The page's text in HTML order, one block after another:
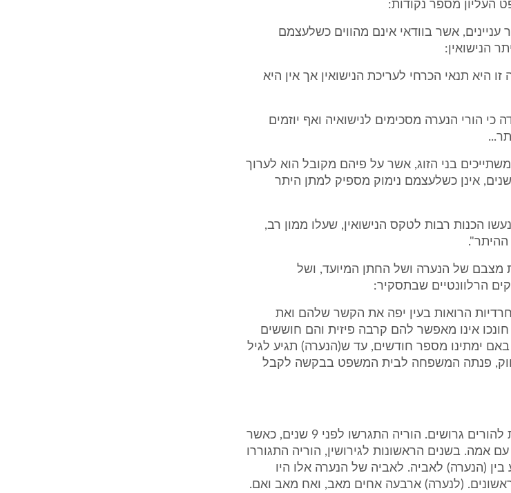
אשר בוודאי אינם מהווים כשלעצמם
הנישואין:
היא תנאי הכרחי לעריכת הנישואין אך אין היא
הורי הנערה מסכימים לנישואיה ואף יוזמים
בני הזוג, אשר על פיהם מקובל הוא לערוך
נישואין לנערה בטרם מלאו לה 17 שנים, אינן כשלעצמם נימוק מספיק למתן היתר
הכנות רבות לטקס הנישואין, שעלו ממון רב,
מצבם של הנערה ושל החתן המיועד, ושל
הרלוונטיים שבתסקיר:
הרואות בעין יפה את הקשר שלהם ואת
אינו מאפשר להם קרבה פיזית והם חוששים
ימתינו מספר חודשים, עד ש(הנערה) תגיע לגיל
החוק, פנתה המשפחה לבית המשפט בבקשה לקבל
(הנערה), ילידת הארץ, בת 16.5, בת להורים גרושים. הוריה התגרשו לפני 9 שנים, כאשר
עם אמה. בשנים הראשונות לגירושין, הוריה התגוררו
(הנערה) לאביה. לאביה של הנערה אלו היו
ראשונים. (לנערה) ארבעה אחים מאב, ואח מאב ואם.